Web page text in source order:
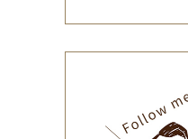
(32)
2025年9月(30)